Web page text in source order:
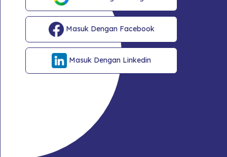
Masuk Dengan Facebook
Masuk Dengan Linkedin